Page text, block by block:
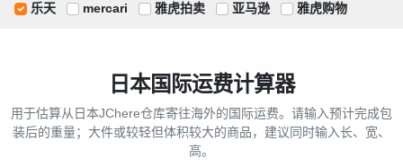
乐天 mercari 雅虎拍卖 亚马逊 雅虎购物
日本国际运费计算器
用于估算从日本JChere仓库寄往海外的国际运费。请输入预计完成包
装后的重量；大件或较轻但体积较大的商品，建议同时输入长、宽、
高。